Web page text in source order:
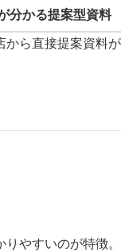
分かる提案型資料
から直接提案資料が
やすいのが特徴。